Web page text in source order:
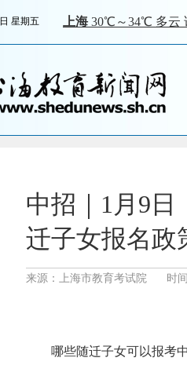
星期五
中招｜1月9日
迁子女报名政
来源：上海市教育考试院 时
哪些随迁子女可以报考